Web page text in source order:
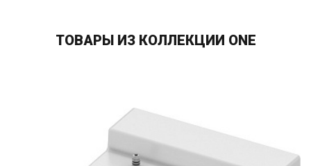
ТОВАРЫ ИЗ КОЛЛЕКЦИИ ONE